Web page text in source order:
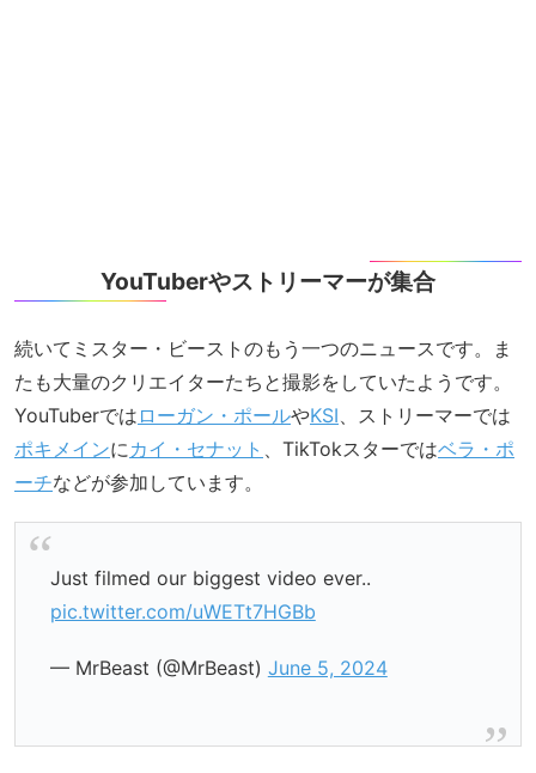
YouTuberやストリーマーが集合
続いてミスター・ビーストのもう一つのニュースです。ま
たも大量のクリエイターたちと撮影をしていたようです。
YouTuberでは ローガン・ポールやKSI 、ストリーマーでは
ポキメインに カイ・セナット 、TikTokスターではベラ・ポ
ーチなどが参加しています。
Just filmed our biggest video ever..
pic.twitter.com/uWETt7HGBb
— MrBeast (@MrBeast) June 5, 2024